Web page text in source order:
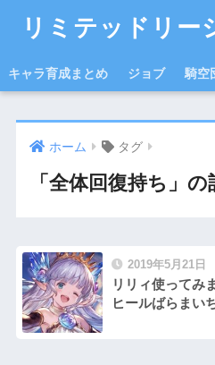
リミテッドリー
キャラ育成まとめ ジョブ 騎空
ホーム タグ
「全体回復持ち」
2019年5月21日
リリィ使ってみ
ヒールばらまい